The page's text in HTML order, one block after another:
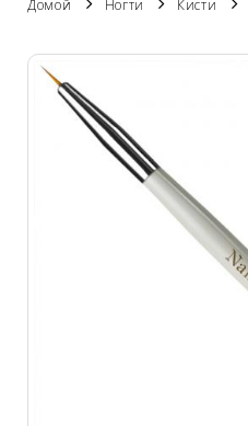
Домой Ногти Кисти